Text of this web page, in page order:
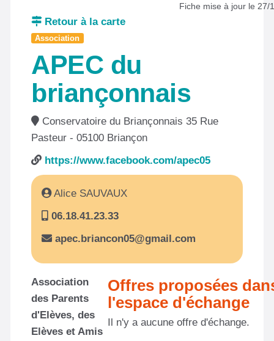
Fiche mise à jour le 27/
Retour à la carte
Association
APEC du
briançonnais
Conservatoire du Briançonnais 35 Rue
Pasteur - 05100 Briançon
https://www.facebook.com/apec05
Alice SAUVAUX
06.18.41.23.33
apec.briancon05@gmail.com
Association
des Parents
d'Elèves, des
Elèves et Amis
Offres proposées
l'espace d'échange
Il n'y a aucune offre d'échange.